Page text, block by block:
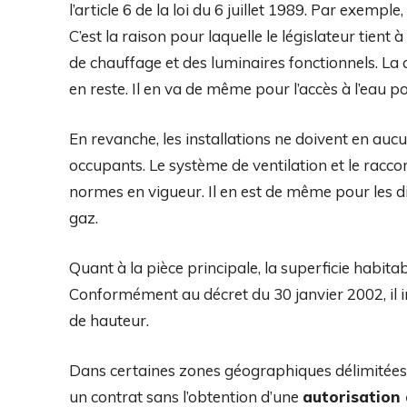
l’article 6 de la loi du 6 juillet 1989. Par
C’est la raison pour laquelle le législateur
de chauffage et des luminaires fonctionnels. La
en reste. Il en va de même pour l’accès à l’eau
En revanche, les installations ne doivent en
occupants. Le système de ventilation et le
normes en vigueur. Il en est de même pour les
gaz.
Quant à la pièce principale, la superficie
Conformément au décret du 30 janvier 2002,
de hauteur.
Dans certaines zones géographiques
un contrat sans l’obtention d’une autorisation